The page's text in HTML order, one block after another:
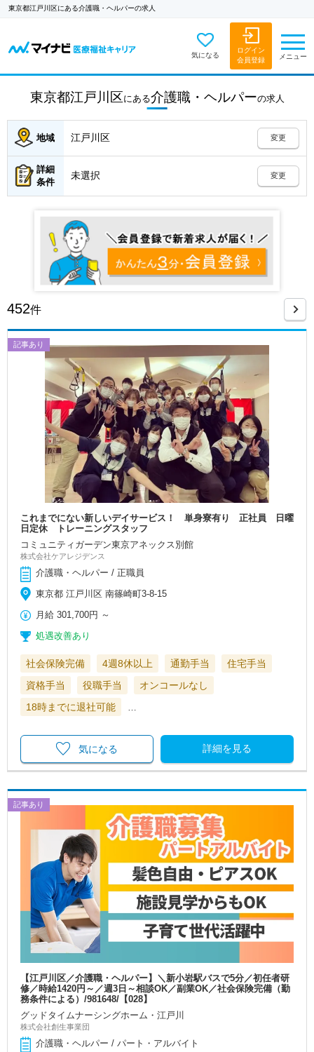
東京都江戸川区にある介護職・ヘルパーの求人
気になる
ログイン
会員登録
メニュー
東京都江戸川区にある介護職・ヘルパーの求人
地域 江戸川区 変更
詳細
条件
未選択 変更
452件
記事あり
これまでにない新しいデイサービス！ 単身寮有り 正社員 日曜
日定休 トレーニングスタッフ
コミュニティガーデン東京アネックス別館
株式会社ケアレジデンス
介護職・ヘルパー / 正職員
東京都 江戸川区 南篠崎町3-8-15
月給 301,700円 ～
処遇改善あり
社会保険完備 4週8休以上 通勤手当
住宅手当
資格手当
役職手当
オンコールなし
18時までに退社可能
詳細を見る
気になる
記事あり
【江戸川区／介護職・ヘルパー】＼新小岩駅バスで5分／初任者研
修／時給1420円～／週3日～相談OK／副業OK／社会保険完備（勤
務条件による）/981648/【028】
グッドタイムナーシングホーム・江戸川
株式会社創生事業団
介護職・ヘルパー / パート・アルバイト